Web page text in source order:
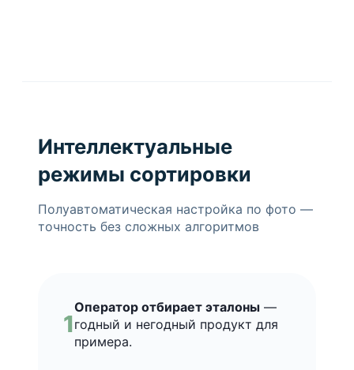
Интеллектуальные
режимы сортировки
Полуавтоматическая настройка по фото —
точность без сложных алгоритмов
1
Оператор отбирает эталоны —
годный и негодный продукт для
примера.